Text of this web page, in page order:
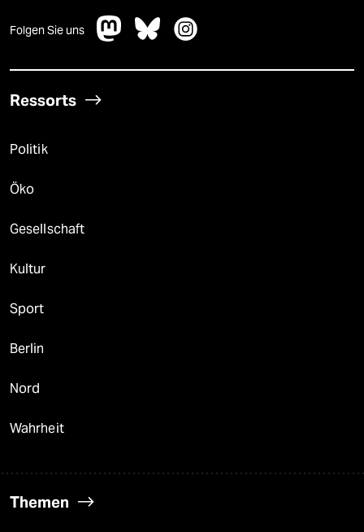
Folgen Sie uns
Ressorts
Politik
Öko
Gesellschaft
Kultur
Sport
Berlin
Nord
Wahrheit
Themen